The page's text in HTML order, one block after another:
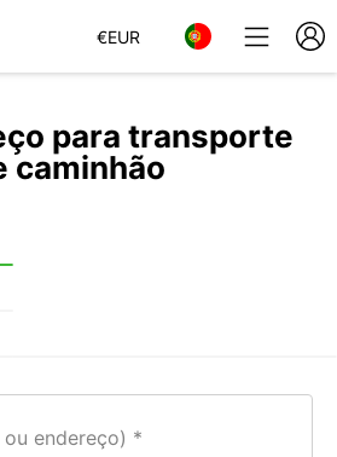
€EUR
para transporte
caminhão
endereço)